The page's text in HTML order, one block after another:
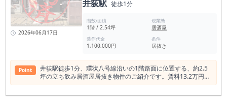
2026年06月17日
井荻駅 徒歩1分
階数/面積
1階 / 2.54坪
現業態
居酒屋
造作代金
1,100,000円
条件
居抜き
Point
井荻駅徒歩1分、環状八号線沿いの1階路面に位置する、約2.5
坪の立ち飲み居酒屋居抜き物件のご紹介です。賃料13.2万円
（税込）という水準に抑えられており、小資本・一人開業・高